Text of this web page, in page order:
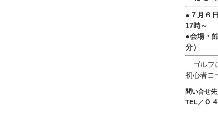
● ７月６
17時～
●会場・
分）
ゴルフ
初心者コ
問い合せ
TEL／ ０